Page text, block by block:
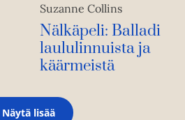
Suzanne Collins
Nälkäpeli: Balladi
laululinnuista ja
käärmeistä
Näytä lisää